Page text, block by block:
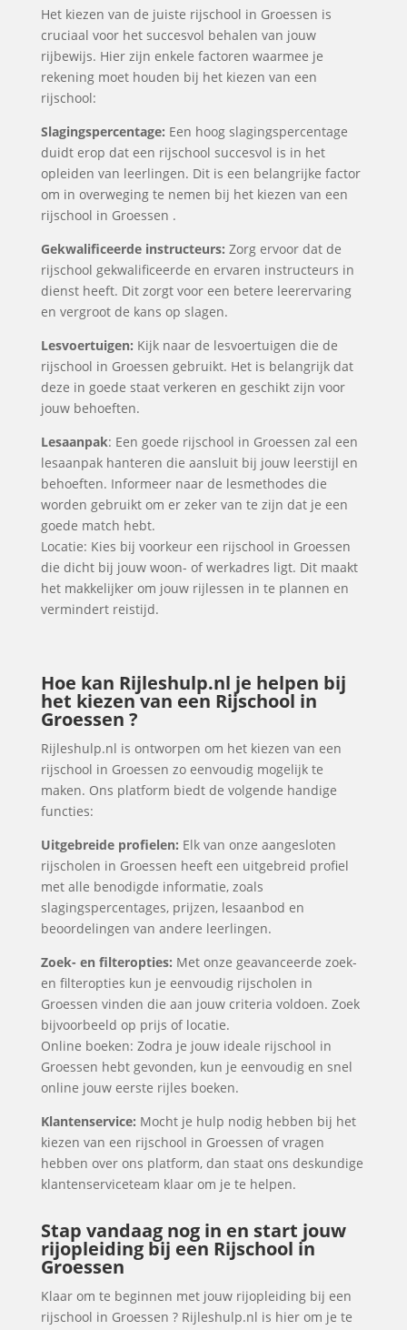
Het kiezen van de juiste rijschool in Groessen is
cruciaal voor het succesvol behalen van jouw
rijbewijs. Hier zijn enkele factoren waarmee je
rekening moet houden bij het kiezen van een
rijschool:
Slagingspercentage: Een hoog slagingspercentage
duidt erop dat een rijschool succesvol is in het
opleiden van leerlingen. Dit is een belangrijke factor
om in overweging te nemen bij het kiezen van een
rijschool in Groessen .
Gekwalificeerde instructeurs: Zorg ervoor dat de
rijschool gekwalificeerde en ervaren instructeurs in
dienst heeft. Dit zorgt voor een betere leerervaring
en vergroot de kans op slagen.
Lesvoertuigen: Kijk naar de lesvoertuigen die de
rijschool in Groessen gebruikt. Het is belangrijk dat
deze in goede staat verkeren en geschikt zijn voor
jouw behoeften.
Lesaanpak: Een goede rijschool in Groessen zal een
lesaanpak hanteren die aansluit bij jouw leerstijl en
behoeften. Informeer naar de lesmethodes die
worden gebruikt om er zeker van te zijn dat je een
goede match hebt.
Locatie: Kies bij voorkeur een rijschool in Groessen
die dicht bij jouw woon- of werkadres ligt. Dit maakt
het makkelijker om jouw rijlessen in te plannen en
vermindert reistijd.
Hoe kan Rijleshulp.nl je helpen bij
het kiezen van een Rijschool in
Groessen ?
Rijleshulp.nl is ontworpen om het kiezen van een
rijschool in Groessen zo eenvoudig mogelijk te
maken. Ons platform biedt de volgende handige
functies:
Uitgebreide profielen: Elk van onze aangesloten
rijscholen in Groessen heeft een uitgebreid profiel
met alle benodigde informatie, zoals
slagingspercentages, prijzen, lesaanbod en
beoordelingen van andere leerlingen.
Zoek- en filteropties: Met onze geavanceerde zoek-
en filteropties kun je eenvoudig rijscholen in
Groessen vinden die aan jouw criteria voldoen. Zoek
bijvoorbeeld op prijs of locatie.
Online boeken: Zodra je jouw ideale rijschool in
Groessen hebt gevonden, kun je eenvoudig en snel
online jouw eerste rijles boeken.
Klantenservice: Mocht je hulp nodig hebben bij het
kiezen van een rijschool in Groessen of vragen
hebben over ons platform, dan staat ons deskundige
klantenserviceteam klaar om je te helpen.
Stap vandaag nog in en start jouw
rijopleiding bij een Rijschool in
Groessen
Klaar om te beginnen met jouw rijopleiding bij een
rijschool in Groessen ? Rijleshulp.nl is hier om je te